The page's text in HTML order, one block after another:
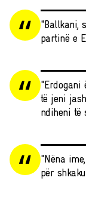
"Ballkani,
partinë e
"Erdogani
të jeni
ndiheni të
"Nëna
për